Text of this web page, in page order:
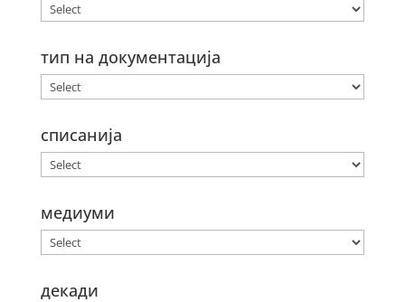
тип на документација
списанија
медиуми
декади